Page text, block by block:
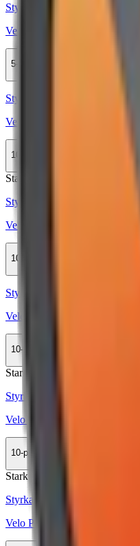
Styrka Normal · Slim
Velo Guava Jalapeño 3
5-pack
Styrka Normal · Slim
Velo Tropical Mango
10-pack
Stark
Styrka Stark · Slim
Velo Freezing Peppermint 10,9
10-pack
Styrka Normal · Slim
Velo Ruby Berry
10-pack
Stark
Styrka Stark · Mini
Velo Crispy Peppermint Mini 3
10-pack
Stark
Styrka Stark · Slim
Velo Peppermint Storm